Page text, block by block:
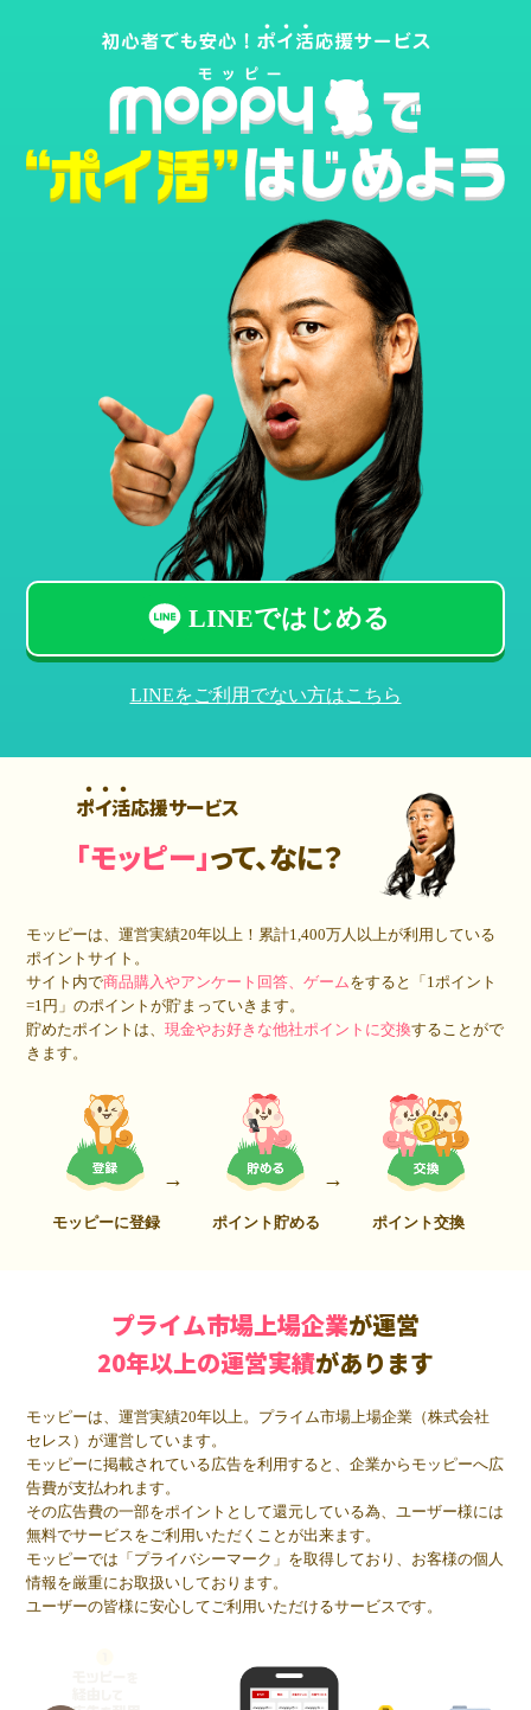
LINEではじめる
LINEをご利用でない方はこちら
ポイ活応援サービス
「モッピー」って、なに？
モッピーは、運営実績20年以上！累計1,400万人 以上が利用している
ポイントサイト。
サイト内で商品購入やアンケート回答、ゲームをすると「1ポイント
=1円」のポイントが貯まっていきます。
貯めたポイントは、現金やお好きな他社ポイントに交換することがで
きます。
モッピーに登録 ポイント貯める ポイント交換
プライム市場上場企業が運営
20年以上の運営実績があります
モッピーは、運営実績20年以上。プライム市場上場企業（株式会社
セレス）が運営しています。
モッピーに掲載されている広告を利用すると、企業からモッピーへ広
告費が支払われます。
その広告費の一部をポイントとして還元している為、ユーザー様には
無料でサービスをご利用いただくことが出来ます。
モッピーでは「プライバシーマーク」を取得しており、お客様の個人
情報を厳重にお取扱いしております。
ユーザーの皆様に安心してご利用いただけるサービスです。